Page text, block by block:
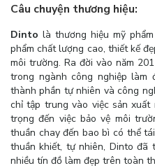
Câu chuyện thương hiệu:
Dinto là thương hiệu mỹ
phẩm chất lượng cao, thiết kế
môi trường. Ra đời vào năm
trong ngành công nghiệp làm
thành phần tự nhiên và công
chỉ tập trung vào việc sản
trọng đến việc bảo vệ môi
thuần chay đến bao bì có thể
thuần khiết, tự nhiên, Dinto
nhiều tín đồ làm đẹp trên toàn